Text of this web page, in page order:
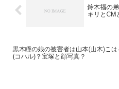
鈴木福の
キリとCM
黒木瞳の娘の被害者は山本(山木)こは
(コハル)？宝塚と顔写真？